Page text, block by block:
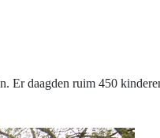
Er daagden ruim 450